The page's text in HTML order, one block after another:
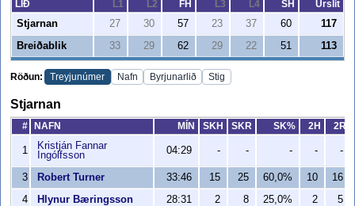
LIÐ L1 L2 FH L3 L4 SH
Úrslit
Stjarnan
27 30 57 23 37 60
117
Breiðablik
33 29 62 29 22 51 113
Röðun: Treyjunúmer Nafn Byrjunarlið Stig
Stjarnan
# NAFN MÍN SKH SKR SK% 2H 2R
1
Kristján Fannar
Ingólfsson
04:29 - - - - -
3 Robert Turner 33:46 15 25 60,0% 10
16
4
Hlynur Bæringsson 28:31 2 8 25,0% 2
5